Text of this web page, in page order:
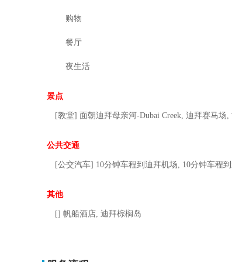
购物
餐厅
夜生活
景点
[教堂] 面朝迪拜⺟亲河-Dubai Creek, 迪拜赛马
公共交通
[公交汽车] 10分钟车程到迪拜机场, 10分钟车程
其他
[] 帆船酒店, 迪拜棕榈岛